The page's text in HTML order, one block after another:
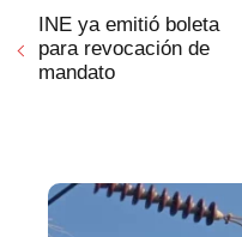
INE ya emitió boleta
para revocación de
mandato